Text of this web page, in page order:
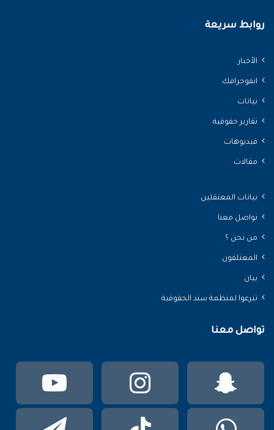
روابط سريعة
الأخبار
انفوجرافك
بيانات
تقارير حقوقية
فيديوهات
مقالات
بيانات المعتقلين
تواصل معنا
من نحن ؟
المعتلقون
بيان
تبرعوا لمنظمة سند الحقوقية
تواصل معنا
انستقرام
سناب